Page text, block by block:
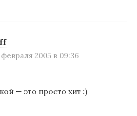
2005 в 09:36
— это просто хит :)